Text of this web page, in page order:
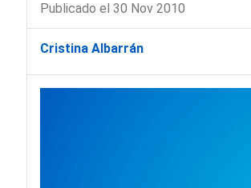
Publicado el 30 Nov 2010
Cristina Albarrán